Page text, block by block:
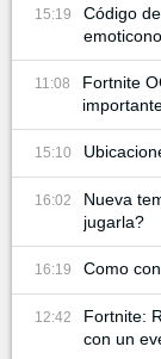
15:19
Código
11:08
Fortnite
15:10
16:02
Nueva
jugarla?
16:19 Como
12:42
Fortnite:
con un